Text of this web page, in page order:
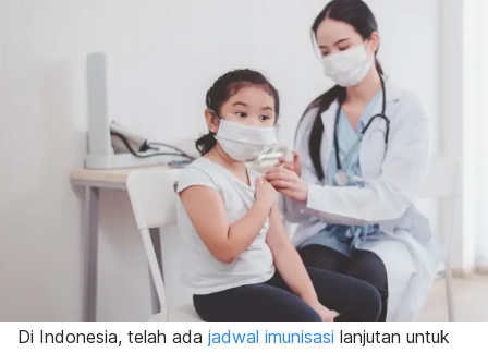
Di Indonesia, telah ada jadwal imunisasi lanjutan untuk